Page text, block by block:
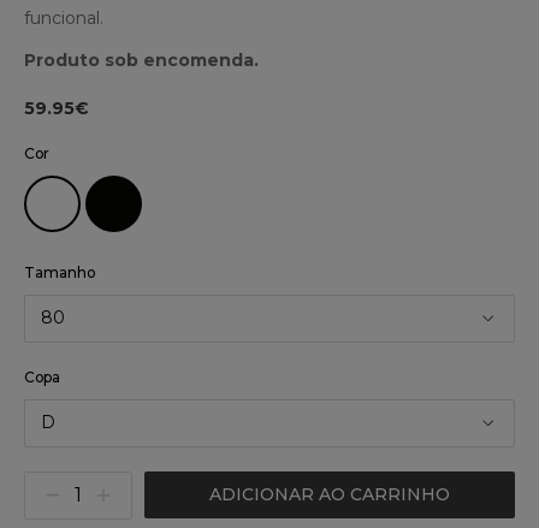
funcional.
Produto sob encomenda.
59.95€
Cor
Tamanho
80
Copa
D
ADICIONAR AO CARRINHO